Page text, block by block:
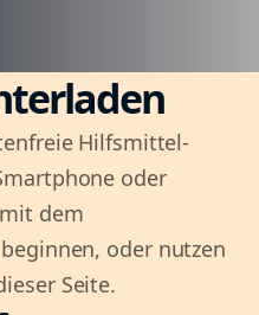
Hilfsmittel-
oder
dem
oder nutzen
Seite.